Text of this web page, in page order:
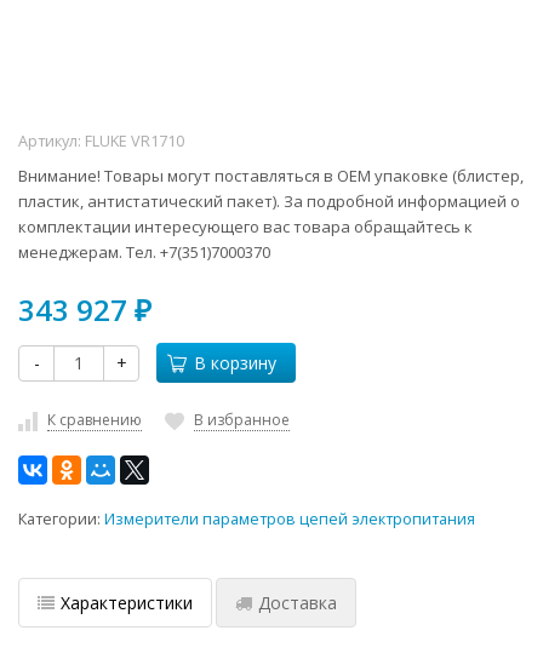
Артикул: FLUKE VR1710
Внимание! Товары могут поставляться в ОЕМ упаковке (блистер,
пластик, антистатический пакет). За подробной информацией о
комплектации интересующего вас товара обращайтесь к
менеджерам. Тел. +7(351)7000370
343 927 ₽
- + В корзину
К сравнению В избранное
Категории: Измерители параметров цепей электропитания
Характеристики Доставка